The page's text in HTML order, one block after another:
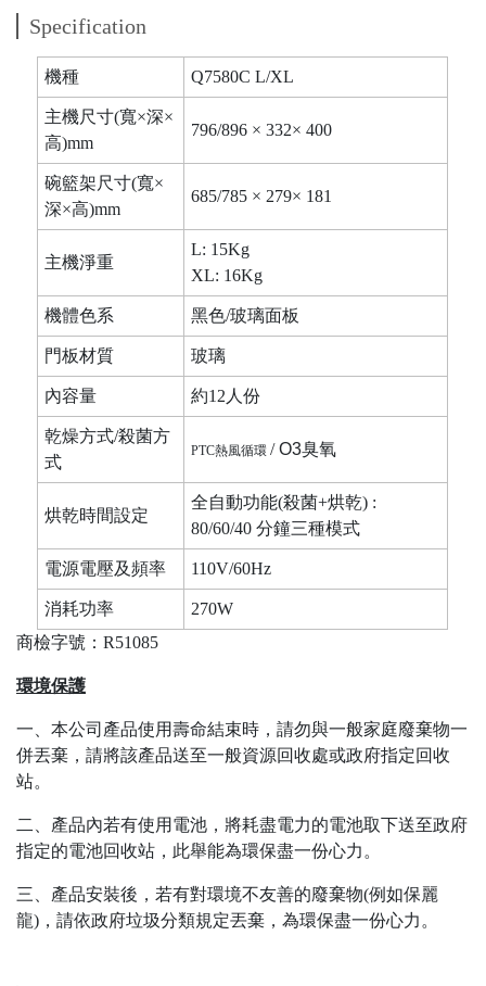
Specification
機種 Q7580C L/XL
主機尺寸(寬×深×
高)mm
796/896 × 332× 400
碗籃架尺寸(寬×
深×高)mm
685/785 × 279× 181
主機淨重
L: 15Kg
XL: 16Kg
機體色系 黑色/玻璃面板
門板材質 玻璃
內容量 約12人份
乾燥方式/殺菌方
式
PTC熱風循環 /O3臭氧
烘乾時間設定
全自動功能(殺菌+烘乾) :
80/60/40 分鐘三種模式
電源電壓及頻率 110V/60Hz
消耗功率
270W
商檢字號：R51085
環境保護
一、本公司產品使用壽命結束時，請勿與一般家庭廢棄物一
併丟棄，請將該產品送至一般資源回收處或政府指定回收
站。
二、產品內若有使用電池，將耗盡電力的電池取下送至政府
指定的電池回收站，此舉能為環保盡一份心力。
三、產品安裝後，若有對環境不友善的廢棄物(例如保麗
龍)，請依政府垃圾分類規定丟棄，為環保盡一份心力。